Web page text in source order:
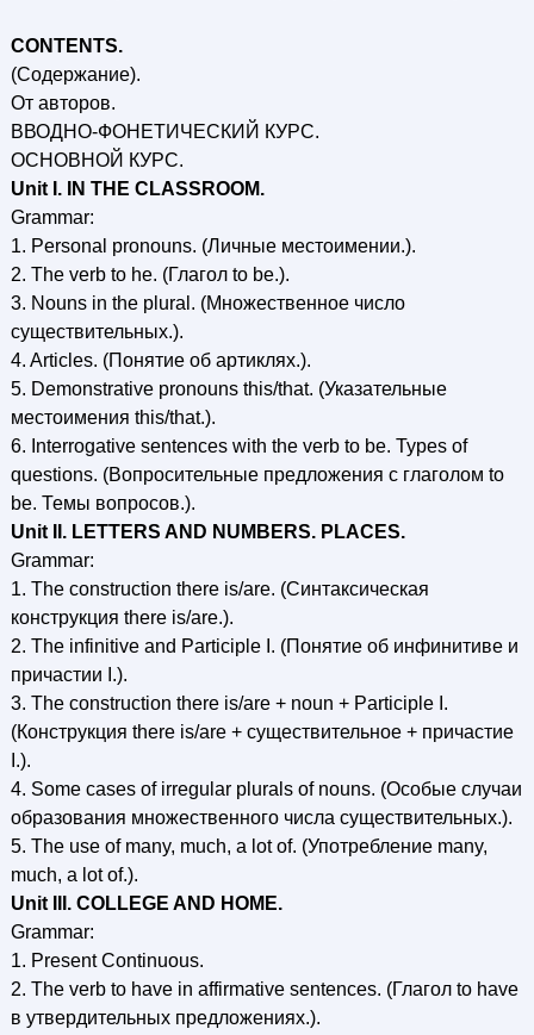
CONTENTS.
(Содержание).
От авторов.
ВВОДНО-ФОНЕТИЧЕСКИЙ КУРС.
ОСНОВНОЙ КУРС.
Unit I. IN THE CLASSROOM.
Grammar:
1. Personal pronouns. (Личные местоимении.).
2. The verb to he. (Глагол to be.).
3. Nouns in the plural. (Множественное число
существительных.).
4. Articles. (Понятие об артиклях.).
5. Demonstrative pronouns this/that. (Указательные
местоимения this/that.).
6. Interrogative sentences with the verb to be. Types of
questions. (Вопросительные предложения с глаголом to
be. Темы вопросов.).
Unit II. LETTERS AND NUMBERS. PLACES.
Grammar:
1. The construction there is/are. (Синтаксическая
конструкция there is/are.).
2. The infinitive and Participle I. (Понятие об инфинитиве и
причастии I.).
3. The construction there is/are + noun + Participle I.
(Конструкция there is/are + существительное + причастие
I.).
4. Some cases of irregular plurals of nouns. (Особые случаи
образования множественного числа существительных.).
5. The use of many, much, a lot of. (Употребление many,
much, a lot of.).
Unit III. COLLEGE AND HOME.
Grammar:
1. Present Continuous.
2. The verb to have in affirmative sentences. (Глагол to have
в утвердительных предложениях.).